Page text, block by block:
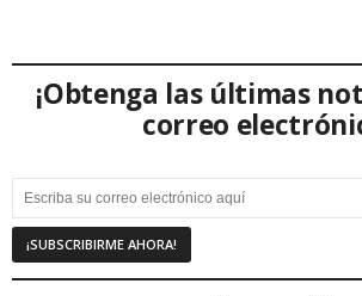
¡Obtenga las últimas
correo